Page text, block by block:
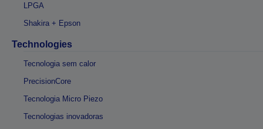
LPGA
Shakira + Epson
Technologies
Tecnologia sem calor
PrecisionCore
Tecnologia Micro Piezo
Tecnologias inovadoras